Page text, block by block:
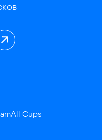
All Cups